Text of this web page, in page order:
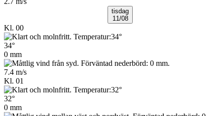
tisdag
11/08
Kl. 00
34°
0 mm
7.4 m/s
Kl. 01
32°
0 mm